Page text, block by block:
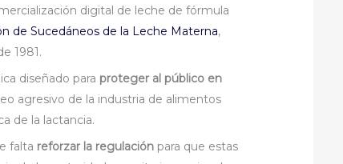
digital de leche de fórmula
de Sucedáneos de la Leche Materna,
1981.
diseñado para proteger al público en
agresivo de la industria de alimentos
de la lactancia.
falta reforzar la regulación para que estas